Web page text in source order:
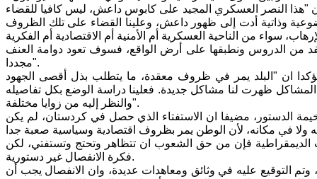
"هذا النصر العسكري المجيد على كابوس داعش، ليس كافيا للقضاء
وذاتية أدت إلى ظهور داعش، وعلينا القضاء على تلك الظروف
نستفد من الدروس ونطبقها على أرض الواقع، فسوف تعود دوامة العنف
مجددا".
ان "البلد يمر في ظروف معقدة، ما يتطلب بذل أقصى الجهود
المشاكل ظهرت لنا مشاكل جديدة. فعلينا دراسة الوضع بكل تفاصيله
والنظر إليه من زوايا مختلفة".
الدستور، مضيفا ان الاستفتاء الذي حصل في كردستان، لم يكن
الديمقراطية فإن من حق الشعوب ان تتظاهر وتحتج وتستفتي، لكن
فكرة الانفصال غير دستورية.
وتم التوقيع عليه في وثائق ومعاهدات عديدة، وان الانفصال يجب أن